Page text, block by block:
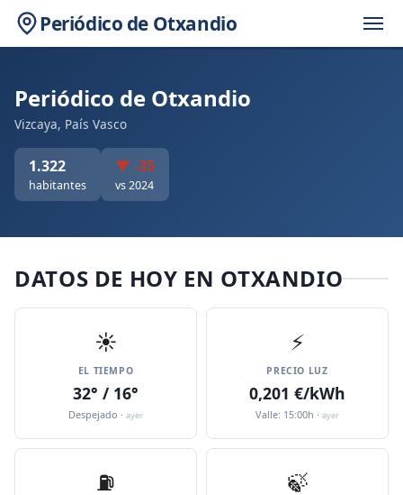
Periódico de Otxandio
Periódico de Otxandio
Vizcaya, País Vasco
1.322
habitantes
▼ -35
vs 2024
DATOS DE HOY EN OTXANDIO
☀️
EL TIEMPO
32° / 16°
Despejado · ayer
⚡
PRECIO LUZ
0,201 €/kWh
Valle: 15:00h · ayer
⛽️ 🍃